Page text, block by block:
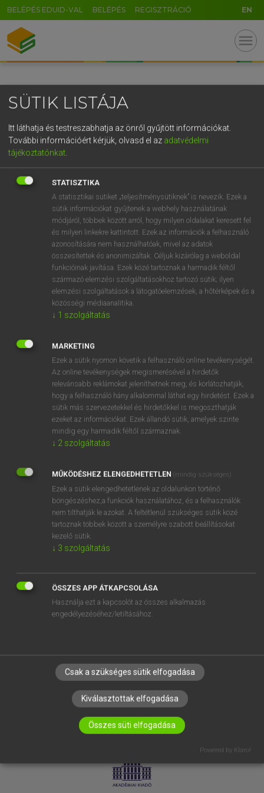
BELÉPÉS EDUID-VAL BELÉPÉS REGISZTRÁCIÓ EN
menu
OOOOPS!
SZOTAR.NET APPLIKÁCIÓ
MICROSOFT OFFICE BŐVÍTMÉNY
BEÉPÜLŐ SZÓTÁRMODUL
ONLINE NYELVVIZSGA
EGYÉNI FELHASZNÁLÓKNAK
TANULÓKNAK
OKTATÁSI INTÉZMÉNYEKNEK
VÁLLALATI MEGOLDÁSOK
RÓLUNK
ELÉRHETŐSÉG
SÜTI BEÁLLÍTÁSOK
LICENCSZERZŐDÉS ADATVÉDELEM
SÜTIK LISTÁJA
Itt láthatja és testreszabhatja az önről gyűjtött információkat.
További információért kérjük, olvasd el az adatvédelmi
tájékoztatónkat
STATISZTIKA
A statisztikai sütiket „teljesítménysütiknek” is nevezik. Ezek a
sütik információkat gyűjtenek a webhely használatának
módjáról, többek között arról, hogy milyen oldalakat keresett fel
és milyen linkekre kattintott. Ezek az információk a felhasználó
azonosítására nem használhatóak, mivel az adatok
összesítettek és anonimizáltak. Céljuk kizárólag a weboldal
funkcióinak javítása. Ezek közé tartoznak a harmadik féltől
származó elemzési szolgáltatásokhoz tartozó sütik; ilyen
elemzési szolgáltatások a látogatóelemzések, a hőtérképek és a
közösségi médiaanalitika.
↓ 1 szolgáltatás
MARKETING
Ezek a sütik nyomon követik a felhasználó online tevékenységét.
Az online tevékenységek megismerésével a hirdetők
relevánsabb reklámokat jeleníthetnek meg, és korlátozhatják,
hogy a felhasználó hány alkalommal láthat egy hirdetést. Ezek a
sütik más szervezetekkel és hirdetőkkel is megoszthatják
ezeket az információkat. Ezek állandó sütik, amelyek szinte
mindig egy harmadik féltől származnak.
↓ 2 szolgáltatás
MŰKÖDÉSHEZ ELENGEDHETETLEN (mindig szükséges)
Ezek a sütik elengedhetetlenek az oldalunkon történő
böngészéshez,a funkciók használatához, és a felhasználók
nem tilthatják le azokat. A feltétlenül szükséges sütik közé
tartoznak többek között a személyre szabott beállításokat
kezelő sütik.
↓ 3 szolgáltatás
ÖSSZES APP ÁTKAPCSOLÁSA
Használja ezt a kapcsolót az összes alkalmazás
engedélyezéséhez/letiltásához.
Csak a szükséges sütik elfogadása
Kiválasztottak elfogadása
Összes süti elfogadása
Powered by Klaro!
GR
5
g h k l
v b n m , . - AltGr